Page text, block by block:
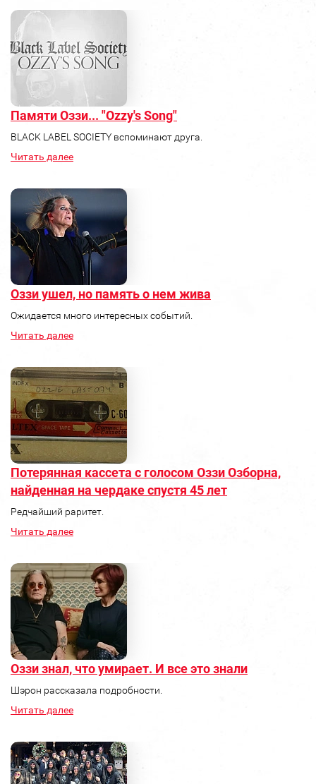
Памяти Оззи... "Ozzy's Song"
BLACK LABEL SOCIETY вспоминают друга.
Читать далее
Оззи ушел, но память о нем жива
Ожидается много интересных событий.
Читать далее
Потерянная кассета с голосом Оззи Озборна,
найденная на чердаке спустя 45 лет
Редчайший раритет.
Читать далее
Оззи знал, что умирает. И все это знали
Шэрон рассказала подробности.
Читать далее